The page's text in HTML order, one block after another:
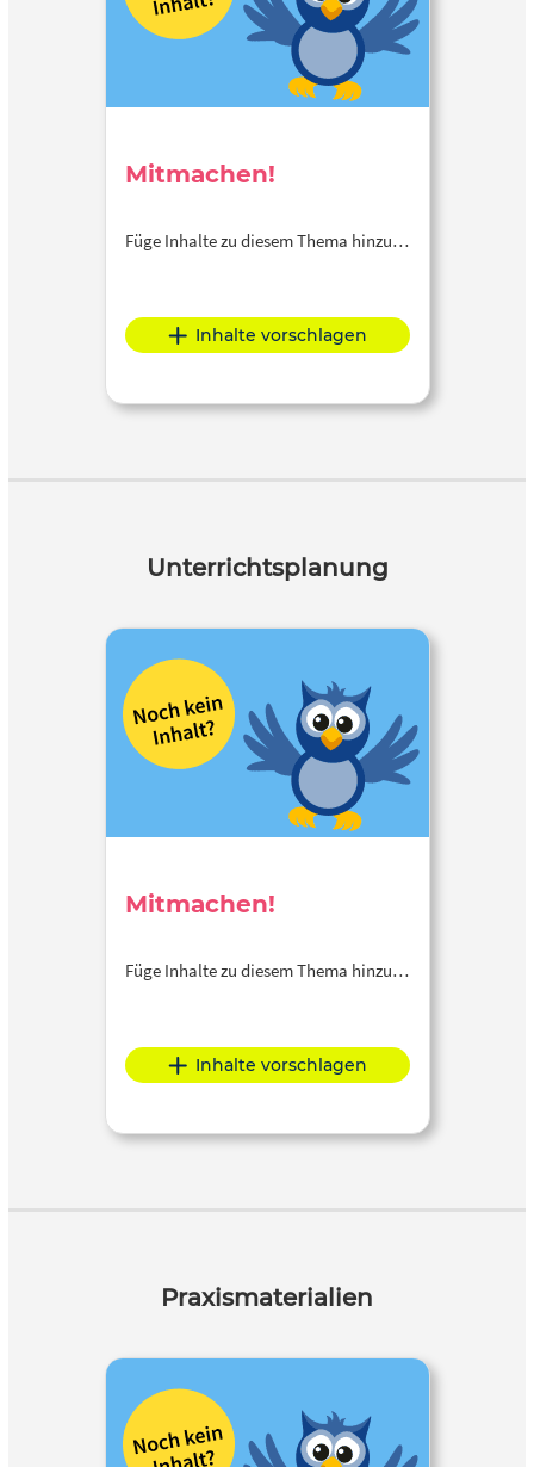
Mitmachen!
Füge Inhalte zu diesem Thema hinzu…
Inhalte vorschlagen
Unterrichtsplanung
Mitmachen!
Füge Inhalte zu diesem Thema hinzu…
Inhalte vorschlagen
Praxismaterialien